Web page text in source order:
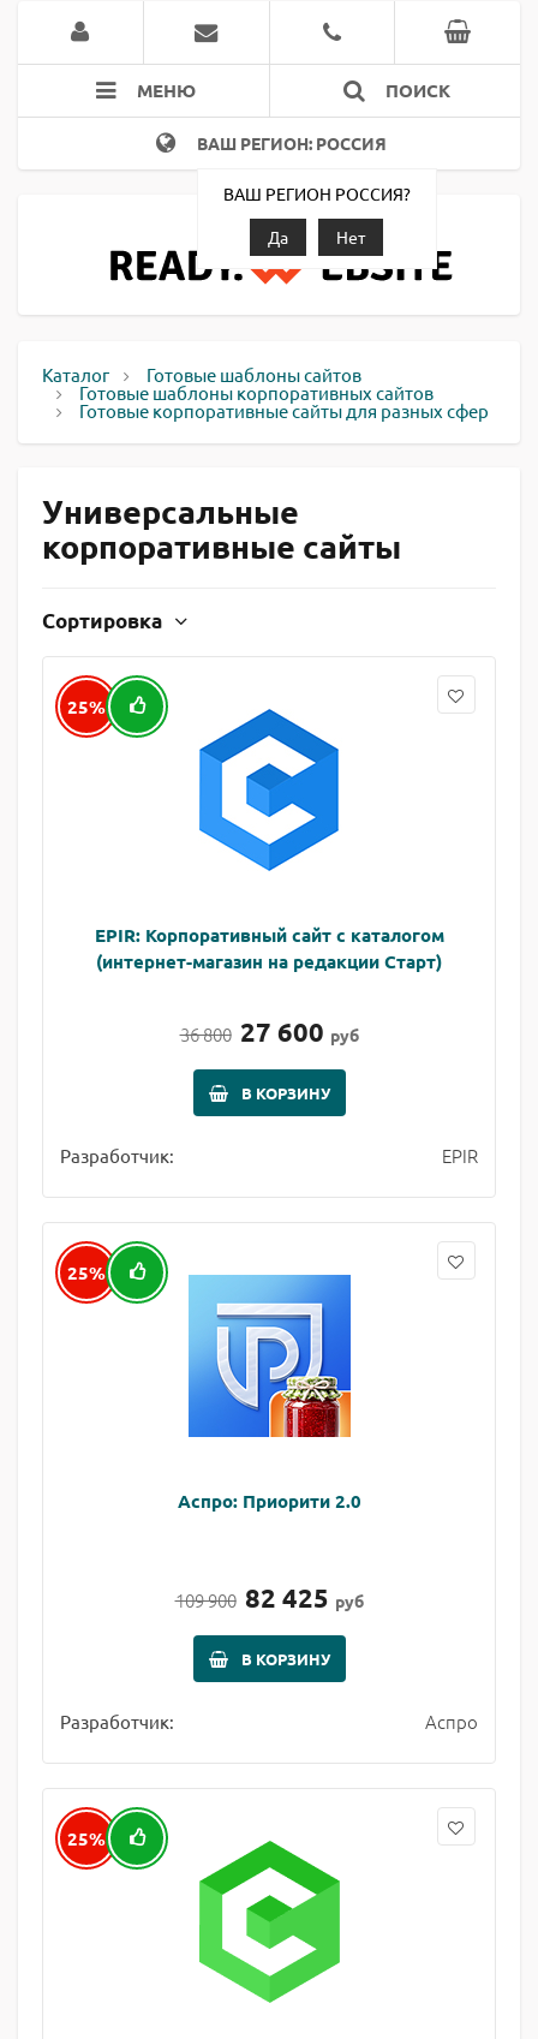
МЕНЮ ПОИСК
ВАШ РЕГИОН: РОССИЯ
ВАШ РЕГИОН РОССИЯ?
Да
Нет
Каталог Готовые шаблоны сайтов
Готовые шаблоны корпоративных сайтов
Готовые корпоративные сайты для разных сфер
Универсальные
корпоративные сайты
Сортировка
25%
EPIR: Корпоративный сайт с каталогом
(интернет-магазин на редакции Старт)
36 800 27 600 руб
В КОРЗИНУ
Разработчик: EPIR
25%
Аспро: Приорити 2.0
109 900 82 425 руб
В КОРЗИНУ
Разработчик: Аспро
25%